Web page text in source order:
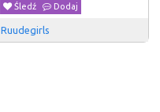
Śledź
Dodaj
Ruudegirls